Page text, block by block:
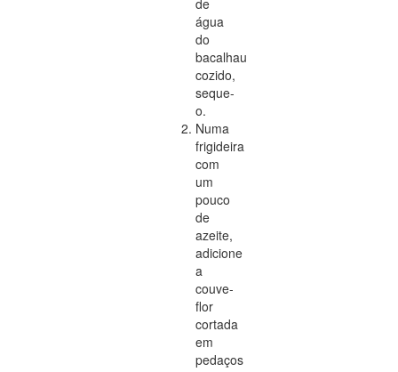
de
água
do
bacalhau
cozido,
seque-
o.
Numa
frigideira
com
um
pouco
de
azeite,
adicione
a
couve-
flor
cortada
em
pedaços